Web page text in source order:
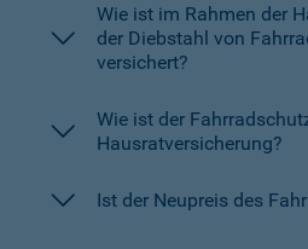
Wie ist im Rahmen der
der Diebstahl von
versichert?
Wie ist der
Hausratversicherung?
Ist der Neupreis des